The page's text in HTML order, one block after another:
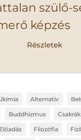
szülő-
képzés
Részletek
Alternatív
Buddhizmus Csakrák
Előadás Filozófia